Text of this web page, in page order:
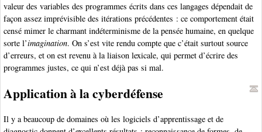
valeur des variables des programmes écrits dans ces langages dépendait de
façon assez imprévisible des itérations précédentes : ce comportement était
censé mimer le charmant indéterminisme de la pensée humaine, en quelque
sorte l’imagination. On s’est vite rendu compte que c’était surtout source
d’erreurs, et on est revenu à la liaison lexicale, qui permet d’écrire des
programmes justes, ce qui n’est déjà pas si mal.
Application à la cyberdéfense
Il y a beaucoup de domaines où les logiciels d’apprentissage et de